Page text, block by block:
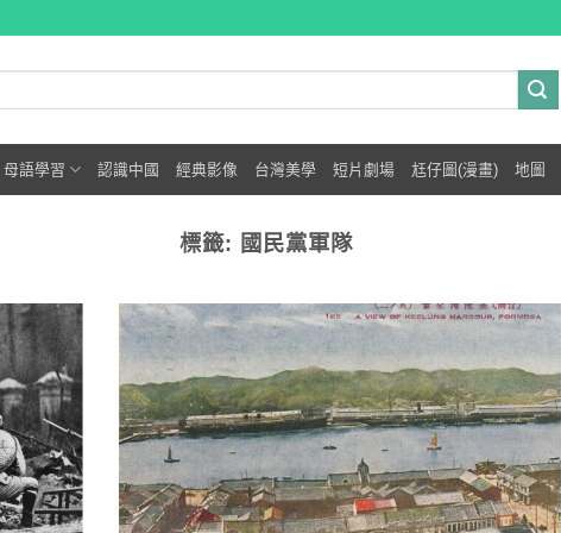
母語學習 認識中國 經典影像 台灣美學 短片劇場 尪仔圖(漫畫) 地圖
標籤: 國民黨軍隊